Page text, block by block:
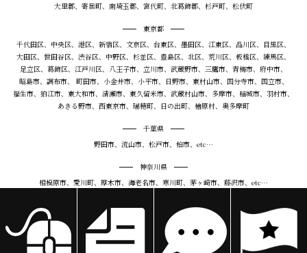
大里郡、寄居町、南埼玉郡、宮代町、北葛飾郡、杉戸町、松伏町
東京都
千代田区、中央区、港区、新宿区、文京区、台東区、墨田区、江東区、品川区、目黒区、
大田区、世田谷区、渋谷区、中野区、杉並区、豊島区、北区、荒川区、板橋区、練馬区、
足立区、葛飾区、江戸川区、八王子市、立川市、武蔵野市、三鷹市、青梅市、府中市、
昭島市、調布市、 町田市、小金井市、小平市、日野市、東村山市、国分寺市、国立市、
福生市、狛江市、東大和市、清瀬市、東久留米市、武蔵村山市、多摩市、稲城市、羽村市、
あきる野市、西東京市、瑞穂町、日の出町、檜原村、奥多摩町
千葉県
野田市、流山市、松戸市、柏市、etc…
神奈川県
相模原市、愛川町、厚木市、海老名市、寒川町、茅ヶ崎市、藤沢市、etc…
古河市、五霞町、境町、etc…